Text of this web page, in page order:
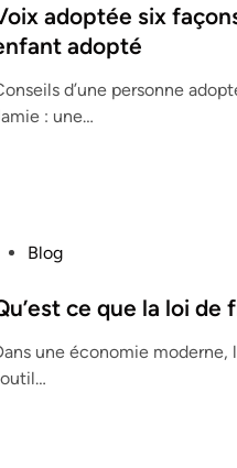
adoptée six
adopté
d’une personne
: une…
Blog
ce que la loi de
une économie moderne,